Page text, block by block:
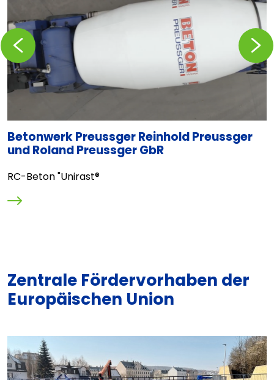
Betonwerk Preussger Reinhold Preussger
und Roland Preussger GbR
RC-Beton "Unirast®
Zurückblättern
Zentrale Fördervorhaben der
Europäischen Union